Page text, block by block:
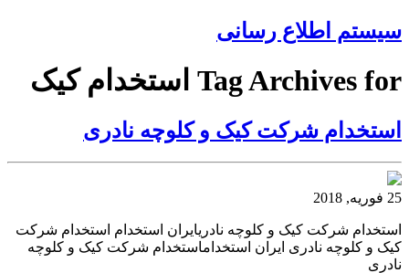
سیستم اطلاع رسانی
Tag Archives for استخدام کیک
استخدام شرکت کیک و کلوچه نادری
25 فوریه, 2018
استخدام شرکت کیک و کلوچه نادریایران استخدام استخدام شرکت
کیک و کلوچه نادری ایران استخداماستخدام شرکت کیک و کلوچه
نادری